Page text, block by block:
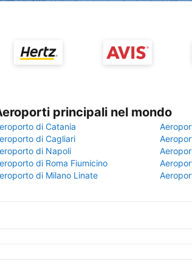
principali nel mondo
di Catania
di Cagliari
di Napoli
di Roma Fiumicino
di Milano Linate